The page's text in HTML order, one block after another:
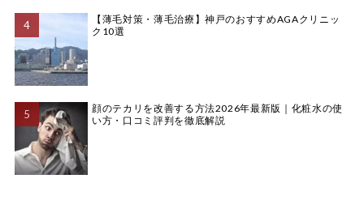
【薄毛対策・薄毛治療】神戸のおすすめAGAクリニッ
ク10選
顔のテカリを改善する方法2026年最新版｜化粧水の使
い方・口コミ評判を徹底解説